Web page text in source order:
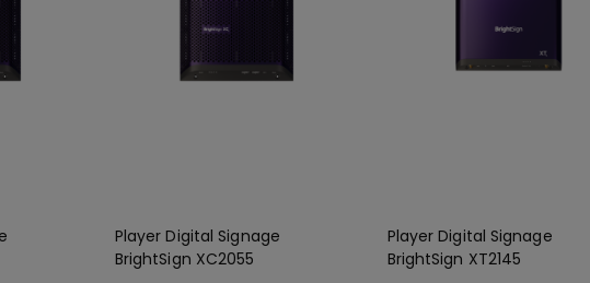
Player Digital Signage
BrightSign XC2055
Player Digital Signage
BrightSign XT2145